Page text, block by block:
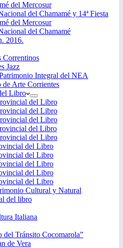
del Mercosur
del Chamamé y 14ª Fiesta
del Mercosur
del Chamamé
2016.
Correntinos
Jazz
Integral del NEA
Arte Corrientes
Libro
del Libro
del Libro
del Libro
del Libro
del Libro
del Libro
del Libro
del Libro
del Libro
del Libro
Cultural y Natural
del libro
Italiana
del Tránsito Cocomarola”
de Vera